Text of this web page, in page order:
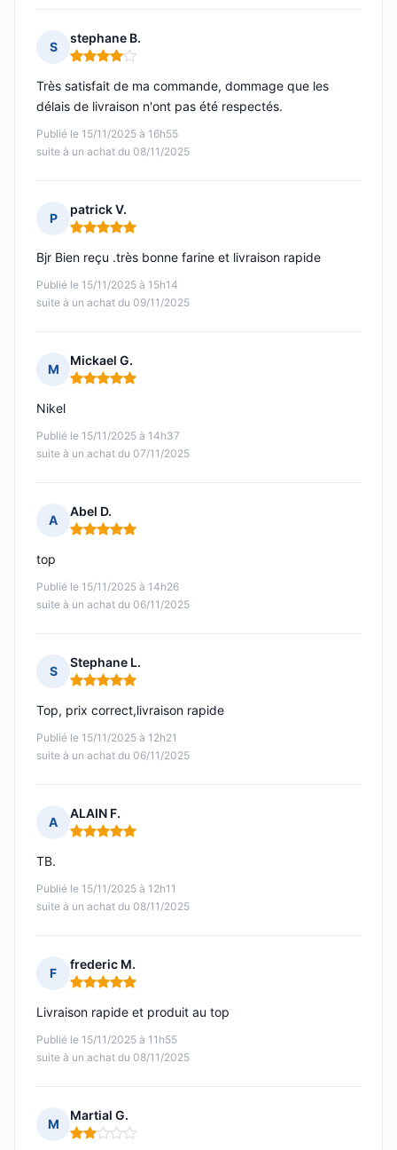
S
stephane B.
Note : 4 sur 5
Publié le 15/11/2025 à 16h55
suite à un achat du 08/11/2025
Très satisfait de ma commande, dommage que les
délais de livraison n'ont pas été respectés.
P
patrick V.
Note : 5 sur 5
Publié le 15/11/2025 à 15h14
suite à un achat du 09/11/2025
Bjr Bien reçu .très bonne farine et livraison rapide
M
Mickael G.
Note : 5 sur 5
Publié le 15/11/2025 à 14h37
suite à un achat du 07/11/2025
Nikel
A
Abel D.
Note : 5 sur 5
Publié le 15/11/2025 à 14h26
suite à un achat du 06/11/2025
top
S
Stephane L.
Note : 5 sur 5
Publié le 15/11/2025 à 12h21
suite à un achat du 06/11/2025
Top, prix correct,livraison rapide
A
ALAIN F.
Note : 5 sur 5
Publié le 15/11/2025 à 12h11
suite à un achat du 08/11/2025
TB.
F
frederic M.
Note : 5 sur 5
Publié le 15/11/2025 à 11h55
suite à un achat du 08/11/2025
Livraison rapide et produit au top
M
Martial G.
Note : 2 sur 5